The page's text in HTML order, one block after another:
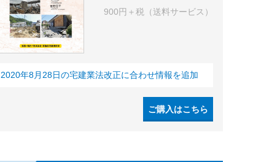
900円＋税（送料サービス）
2020年8月28日の宅建業法改正に合わせ情報を追加
ご購入はこちら